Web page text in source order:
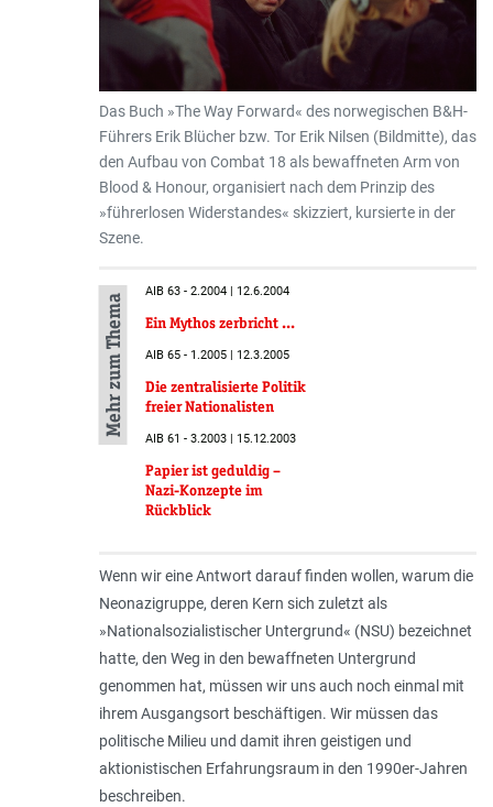
Das Buch »The Way Forward« des norwegischen B&H-
Führers Erik Blücher bzw. Tor Erik Nilsen (Bildmitte), das
den Aufbau von Combat 18 als bewaffneten Arm von
Blood & Honour, organisiert nach dem Prinzip des
»führerlosen Widerstandes« skizziert, kursierte in der
Szene.
Mehr zum Thema
AIB 63 - 2.2004 | 12.6.2004
Ein Mythos zerbricht ...
AIB 65 - 1.2005 | 12.3.2005
Die zentralisierte Politik
freier Nationalisten
AIB 61 - 3.2003 | 15.12.2003
Papier ist geduldig –
Nazi-Konzepte im
Rückblick
Wenn wir eine Antwort darauf finden wollen, warum die
Neonazigruppe, deren Kern sich zuletzt als
»Nationalsozialistischer Untergrund« (NSU) bezeichnet
hatte, den Weg in den bewaffneten Untergrund
genommen hat, müssen wir uns auch noch einmal mit
ihrem Ausgangsort beschäftigen. Wir müssen das
politische Milieu und damit ihren geistigen und
aktionistischen Erfahrungsraum in den 1990er-Jahren
beschreiben.